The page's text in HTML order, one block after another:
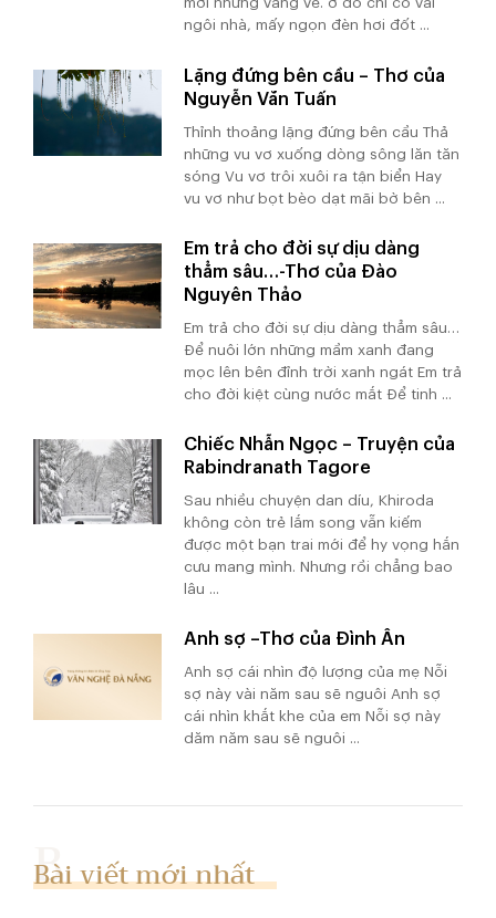
mới nhưng vắng vẻ. ở đó chỉ có vài
ngôi nhà, mấy ngọn đèn hơi đốt ...
Lặng đứng bên cầu – Thơ của
Nguyễn Văn Tuấn
Thỉnh thoảng lặng đứng bên cầu Thả
những vu vơ xuống dòng sông lăn tăn
sóng Vu vơ trôi xuôi ra tận biển Hay
vu vơ như bọt bèo dạt mãi bờ bên ...
Em trả cho đời sự dịu dàng
thẳm sâu…-Thơ của Đào
Nguyên Thảo
Em trả cho đời sự dịu dàng thẳm sâu…
Để nuôi lớn những mầm xanh đang
mọc lên bên đỉnh trời xanh ngát Em trả
cho đời kiệt cùng nước mắt Để tinh ...
Chiếc Nhẫn Ngọc – Truyện của
Rabindranath Tagore
Sau nhiều chuyện dan díu, Khiroda
không còn trẻ lắm song vẫn kiếm
được một bạn trai mới để hy vọng hắn
cưu mang mình. Nhưng rồi chẳng bao
lâu ...
Anh sợ –Thơ của Đình Ân
Anh sợ cái nhìn độ lượng của mẹ Nỗi
sợ này vài năm sau sẽ nguôi Anh sợ
cái nhìn khắt khe của em Nỗi sợ này
dăm năm sau sẽ nguôi ...
Bài viết mới nhất